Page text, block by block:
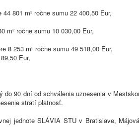
801 m² ročne sumu 22 400,50 Eur,
m² ročne sumu 10 030,00 Eur,
8 253 m² ročne sumu 49 518,00 Eur,
Eur,
do 90 dní od schválenia uznesenia v
stratí platnosť.
jednote SLÁVIA STU v Bratislave,